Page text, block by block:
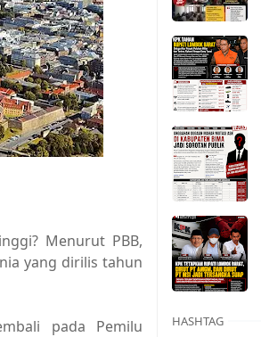
Menurut PBB,
yang dirilis tahun
pada Pemilu
HASHTAG